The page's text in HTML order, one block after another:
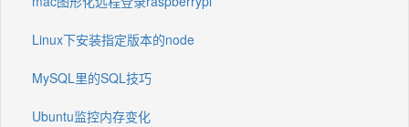
Linux下安装指定版本的node
MySQL里的SQL技巧
Ubuntu监控内存变化